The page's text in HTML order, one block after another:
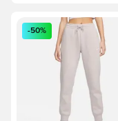
Åbner en Modal til
-50%